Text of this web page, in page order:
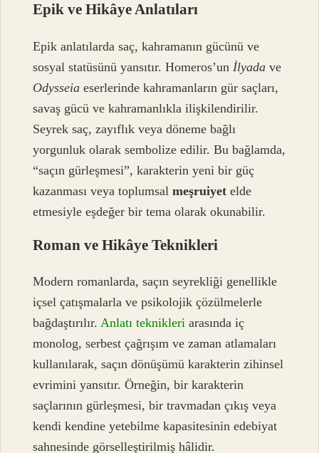
Epik ve Hikâye Anlatıları
Epik anlatılarda saç, kahramanın gücünü ve
sosyal statüsünü yansıtır. Homeros’un İlyada ve
Odysseia eserlerinde kahramanların gür saçları,
savaş gücü ve kahramanlıkla ilişkilendirilir.
Seyrek saç, zayıflık veya döneme bağlı
yorgunluk olarak sembolize edilir. Bu bağlamda,
“saçın gürleşmesi”, karakterin yeni bir güç
kazanması veya toplumsalmeşruiyet elde
etmesiyle eşdeğer bir tema olarak okunabilir.
Roman ve Hikâye Teknikleri
Modern romanlarda, saçın seyrekliği genellikle
içsel çatışmalarla ve psikolojik çözülmelerle
bağdaştırılır. Anlatı teknikleri arasında iç
monolog, serbest çağrışım ve zaman atlamaları
kullanılarak, saçın dönüşümü karakterin zihinsel
evrimini yansıtır. Örneğin, bir karakterin
saçlarının gürleşmesi, bir travmadan çıkış veya
kendi kendine yetebilme kapasitesinin edebiyat
sahnesinde görselleştirilmiş hâlidir.